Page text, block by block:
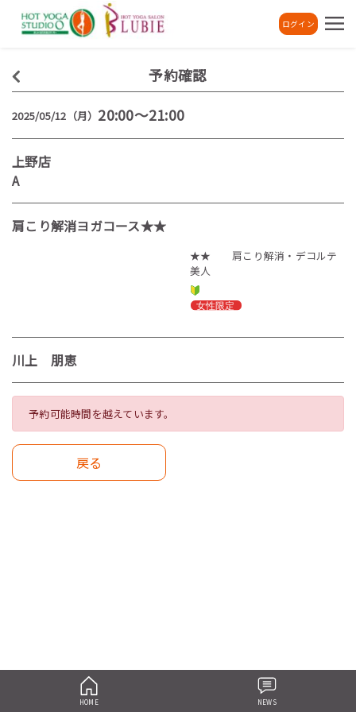
ログイン
予約確認
2025/05/12（月） 20:00～21:00
上野店
A
肩こり解消ヨガコース★★
★★ 肩こり解消・デコルテ
美人
川上 朋恵
予約可能時間を越えています。
戻る
HOME NEWS